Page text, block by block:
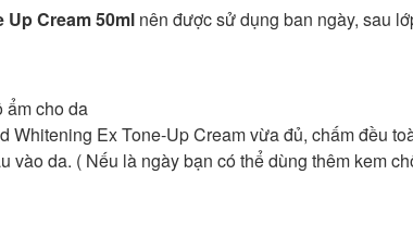
Up Cream 50ml nên được sử dụng ban ngày, sau
ẩm cho da
Ex Tone-Up Cream vừa đủ, chấm đều
vào da. ( Nếu là ngày bạn có thể dùng thêm kem